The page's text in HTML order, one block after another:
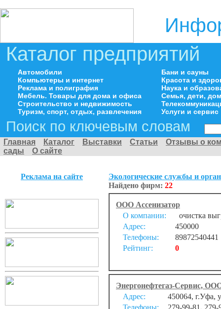
Каталог предприятий
Автомобили
Компьютеры и интернет
Реклама и полиграфия
Мебель. Товары для дома и офиса
Строительство и недвижимость
Туризм, спорт, отдых, развлечения
Бани и сауны
Красота и
Наука и
Семья, дети,
Услуги и сервис
Поиск по ключевым словам
Главная Каталог Выставки Статьи
Отзывы о
сады
О сайте
Реклама на сайте
Экологические службы и
Найдено фирм: 22
ООО Ассенизатор
О компании:
очистка
Адрес:
450000
Телефоны:
89872540441
Рейтинг:
0
Энергонефтегаз-Сервис,
Адрес:
450064, г.Уфа,
Телефоны:
279-99-81,